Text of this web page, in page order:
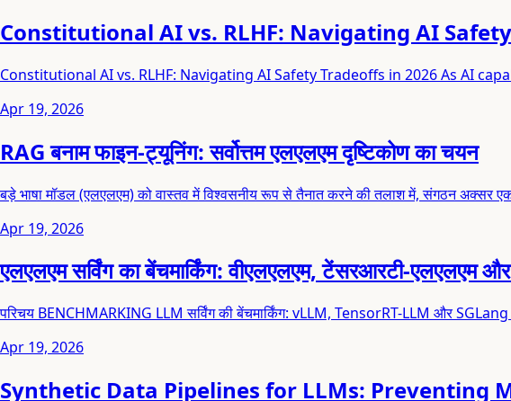
Constitutional AI vs. RLHF: Navigating AI
Constitutional AI vs. RLHF: Navigating AI Safety Tradeoffs in 2026 As AI
Apr 19, 2026
RAG बनाम फाइन-ट्यूनिंग: सर्वोत्तम एलएलएम दृष्टिकोण का चयन
बड़े भाषा मॉडल (एलएलएम) को वास्तव में विश्वसनीय रूप से तैनात करने की तलाश में, संगठन अक्सर
Apr 19, 2026
एलएलएम सर्विंग का बेंचमार्किंग: वीएलएलएम, टेंसरआरटी-एलएलएम
परिचय BENCHMARKING LLM सर्विंग की बेंचमार्किंग: vLLM, TensorRT-LLM और SGLang
Apr 19, 2026
Synthetic Data Pipelines for LLMs: Preventing